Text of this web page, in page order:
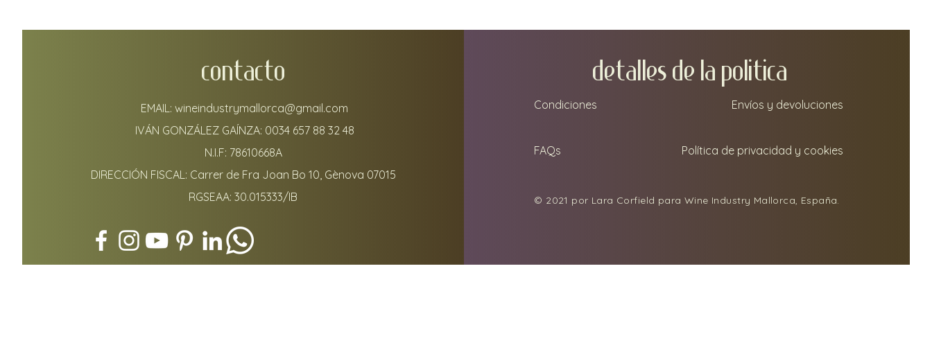
CONTACTO
EMAIL:wineindustrymallorca@gmail.com
IVÁN GONZÁLEZ GAÍNZA: 0034 657 88 32 48
N.I.F: 78610668A
DIRECCIÓN FISCAL: Carrer de Fra Joan Bo 10, Gènova 07015
RGSEAA: 30.015333/IB
DETALLEs DE LA POLITICA
Condiciones Envíos y devoluciones
FAQs Política de privacidad y cookies
© 2021 por Lara Corfield para Wine Industry Mallorca, España.